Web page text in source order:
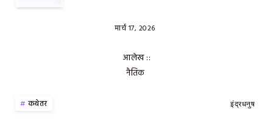
मार्च 17, 2026
आलेख ::
नैतिक
कथेतर इंद्रधनुष